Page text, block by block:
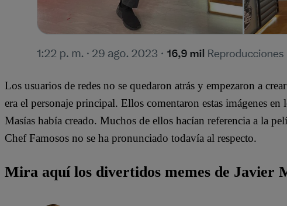
Los usuarios de redes no se quedaron atrás y empezaron a
era el personaje principal. Ellos comentaron estas imágenes
Masías había creado. Muchos de ellos hacían referencia a la
Chef Famosos no se ha pronunciado todavía al respecto.
Mira aquí los divertidos memes de Javier